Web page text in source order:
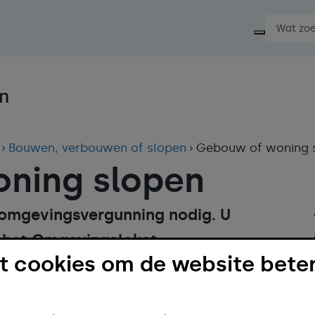
Bouwen, verbouwen of slopen Gebouw of woning
slopen
nodig. U
Omgevingsloket.
cookies om de website